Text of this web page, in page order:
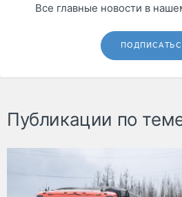
Все главные новости в
Публикации по